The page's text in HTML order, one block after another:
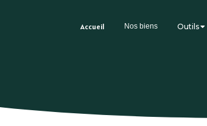
Accueil Nos biens Outils